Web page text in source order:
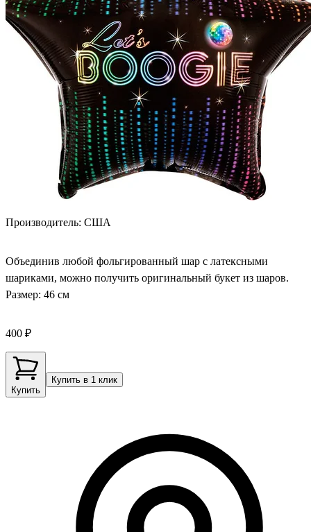
Производитель: США
Объединив любой фольгированный шар с латексными
шариками, можно получить оригинальный букет из шаров.
Размер: 46 см
400 ₽
Купить
Купить в 1 клик